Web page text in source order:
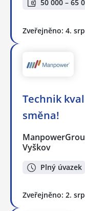
50 000 – 65
Zveřejněno: 4.
Technik
směna!
Vyškov
Plný úvazek
Zveřejněno: 2.